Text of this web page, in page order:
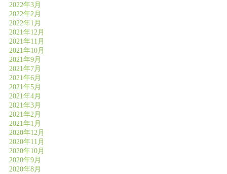
2022年3月
2022年2月
2022年1月
2021年12月
2021年11月
2021年10月
2021年9月
2021年7月
2021年6月
2021年5月
2021年4月
2021年3月
2021年2月
2021年1月
2020年12月
2020年11月
2020年10月
2020年9月
2020年8月